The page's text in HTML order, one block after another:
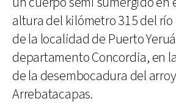
altura del kilómetro 315 del río
de la localidad de Puerto
departamento Concordia, en
de la desembocadura del
Arrebatacapas.